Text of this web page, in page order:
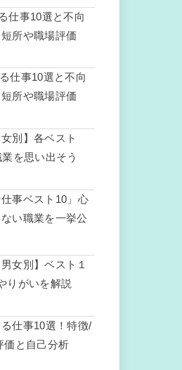
仕事10選と不向
所や職場評価
仕事10選と不向
所や職場評価
別】各ベスト
を思い出そう
事ベスト10」心
い職業を一挙公
女別】ベスト１
りがいを解説
仕事10選！特徴/
価と自己分析